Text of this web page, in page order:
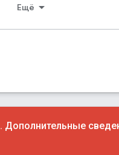
Ещё
Дополнительные